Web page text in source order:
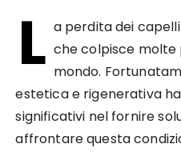
L a perdita dei
che colpisce
mondo.
estetica e rigenerativa
significativi nel fornire
affrontare questa